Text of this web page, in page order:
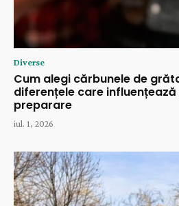
Diverse
Cum alegi cărbunele de
diferențele care
preparare
iul. 1, 2026